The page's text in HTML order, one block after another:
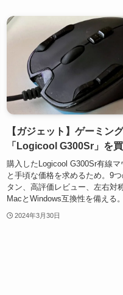
【ガジェット】ゲーミン
「Logicool G300Sr」を買
購入したLogicool G300Sr有線マ
と手頃な価格を求めるため。9
タン、高評価レビュー、左右対
MacとWindows互換性を備える。
2024年3月30日